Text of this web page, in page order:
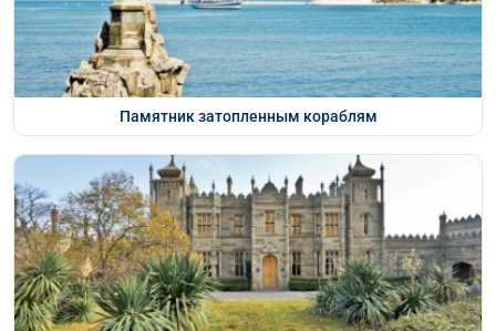
Памятник затопленным кораблям